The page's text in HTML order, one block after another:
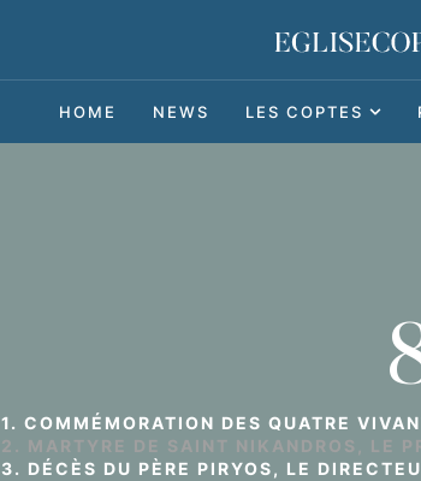
HOME NEWS LES COPTES
1. COMMÉMORATION DES QUATRE
2. MARTYRE DE SAINT NIKANDROS, LE
3. DÉCÈS DU PÈRE PIRYOS, LE